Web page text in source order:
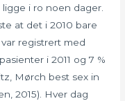
i ro noen dager.
at det i 2010 bare
registrert med
i 2011 og 7 %
Mørch best sex in
2015). Hver dag